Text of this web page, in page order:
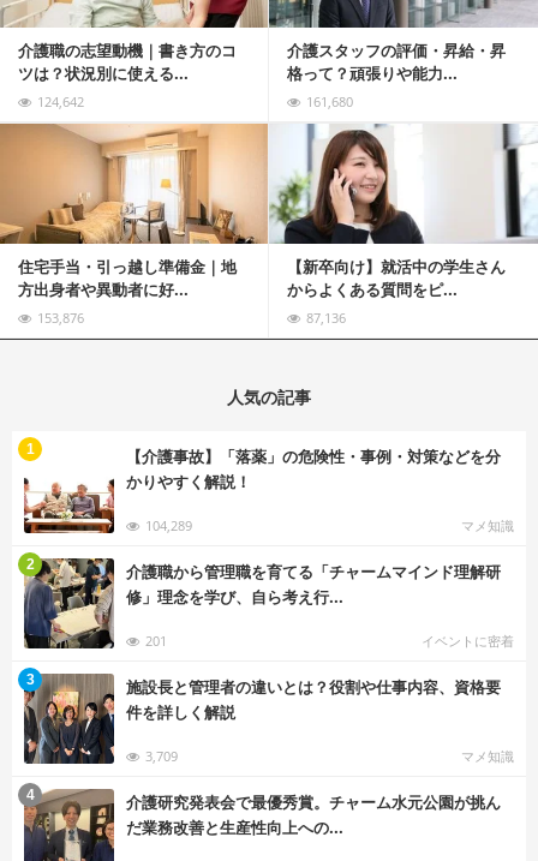
介護職の志望動機｜書き方のコ
ツは？状況別に使える...
124,642
介護スタッフの評価・昇給・昇
格って？頑張りや能力...
161,680
住宅手当・引っ越し準備金｜地
方出身者や異動者に好...
153,876
【新卒向け】就活中の学生さん
からよくある質問をピ...
87,136
記事を読む
人気の記事
【介護事故】「落薬」の危険性・事例・対策などを分
かりやすく解説！
104,289 マメ知識
1
介護職から管理職を育てる「チャームマインド理解研
修」理念を学び、自ら考え行...
201 イベントに密着
2
施設長と管理者の違いとは？役割や仕事内容、資格要
件を詳しく解説
3,709 マメ知識
3
介護研究発表会で最優秀賞。チャーム水元公園が挑ん
だ業務改善と生産性向上への...
4